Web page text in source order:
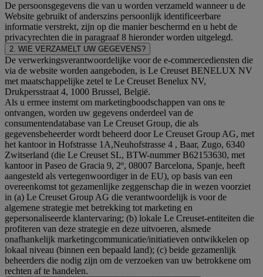
De persoonsgegevens die van u worden verzameld wanneer u de
Website gebruikt of anderszins persoonlijk identificeerbare
informatie verstrekt, zijn op die manier beschermd en u hebt de
privacyrechten die in paragraaf 8 hieronder worden uitgelegd.
2. WIE VERZAMELT UW GEGEVENS?
De verwerkingsverantwoordelijke voor de e-commercediensten die
via de website worden aangeboden, is Le Creuset BENELUX NV
met maatschappelijke zetel te Le Creuset Benelux NV,
Drukpersstraat 4, 1000 Brussel, België.
Als u ermee instemt om marketingboodschappen van ons te
ontvangen, worden uw gegevens onderdeel van de
consumentendatabase van Le Creuset Group, die als
gegevensbeheerder wordt beheerd door Le Creuset Group AG, met
het kantoor in Hofstrasse 1A,Neuhofstrasse 4 , Baar, Zugo, 6340
Zwitserland (die Le Creuset SL, BTW-nummer B62153630, met
kantoor in Paseo de Gracia 9, 2º, 08007 Barcelona, Spanje, heeft
aangesteld als vertegenwoordiger in de EU), op basis van een
overeenkomst tot gezamenlijke zeggenschap die in wezen voorziet
in (a) Le Creuset Group AG die verantwoordelijk is voor de
algemene strategie met betrekking tot marketing en
gepersonaliseerde klantervaring; (b) lokale Le Creuset-entiteiten die
profiteren van deze strategie en deze uitvoeren, alsmede
onafhankelijk marketingcommunicatie/initiatieven ontwikkelen op
lokaal niveau (binnen een bepaald land); (c) beide gezamenlijk
beheerders die nodig zijn om de verzoeken van uw betrokkene om
rechten af te handelen.